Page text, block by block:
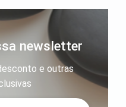
newsletter
e outras